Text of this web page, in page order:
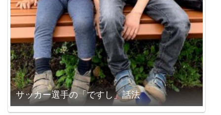
サッカー選手の「ですし」話法